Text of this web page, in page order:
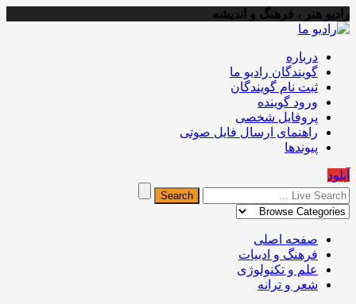
رادیو هنر ، فرهنگ و اندیشه
درباره
گویندگان رادیو ما
ثبت نام گویندگان
ورود گوینده
پروفایل شخصی
راهنمای ارسال فایل صوتی
پیوندها
آپلود
صفحه اصلی
فرهنگ و ادبیات
علم و تکنولوژی
شعر و ترانه